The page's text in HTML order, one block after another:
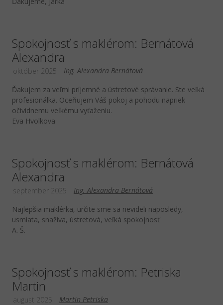
Spokojnosť s maklérom: Bernátová
Alexandra
Ing. Alexandra Bernátová
október 2025
Ďakujem za veľmi príjemné a ústretové správanie. Ste veľká
profesionálka. Oceňujem Váš pokoj a pohodu napriek
očividnemu veľkému vyťaženiu.
Eva Hvolkova
Spokojnosť s maklérom: Bernátová
Alexandra
Ing. Alexandra Bernátová
september 2025
Najlepšia maklérka, určite sme sa nevideli naposledy,
usmiata, snaživa, ústretová, veľká spokojnosť
A. Š.
Spokojnosť s maklérom: Petriska
Martin
Martin Petriska
august 2025